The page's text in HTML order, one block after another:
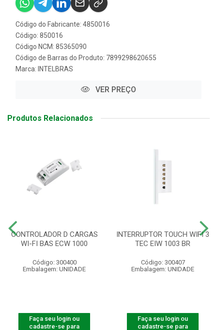
Código do Fabricante: 4850016
Código: 850016
Código NCM: 85365090
Código de Barras do Produto: 7899298620655
Marca: INTELBRAS
VER PREÇO
Produtos Relacionados
CONTROLADOR D CARGAS
WI-FI BAS ECW 1000
Código: 300400
Embalagem: UNIDADE
Faça seu login ou
cadastre-se para
INTERRUPTOR TOUCH WIFI 3
TEC EIW 1003 BR
Código: 300407
Embalagem: UNIDADE
Faça seu login ou
cadastre-se para